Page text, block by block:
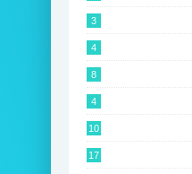
3
4
8
4
10
17